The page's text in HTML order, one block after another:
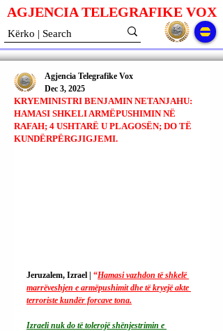
AGJENCIA TELEGRAFIKE VOX
KRYEMINISTRI BENJAMIN NETANJAHU:
HAMASI SHKELI ARMËPUSHIMIN NË
RAFAH; 4 USHTARË U PLAGOSËN; DO TË
KUNDËRPËRGJIGJEMI.
Agjencia Telegrafike Vox
Dec 3, 2025
Jeruzalem, Izrael | “Hamasi vazhdon të shkelë
marrëveshjen e armëpushimit dhe të kryejë akte
terroriste kundër forcave tona.
Izraeli nuk do të tolerojë shënjestrimin e